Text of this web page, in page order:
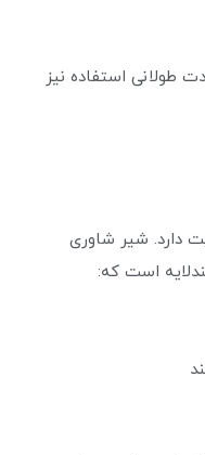
طولانی استفاده نیز
دارد. شیر شاوری
است که: